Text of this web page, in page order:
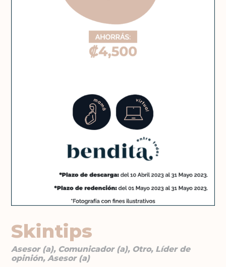
Skintips
Asesor (a), Comunicador (a), Otro, Líder de
opinión, Asesor (a)